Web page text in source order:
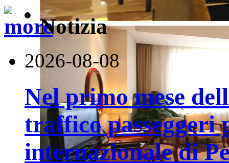
Notizia
2026-08-08
Nel primo mese
traffico passeggeri
internazionale di